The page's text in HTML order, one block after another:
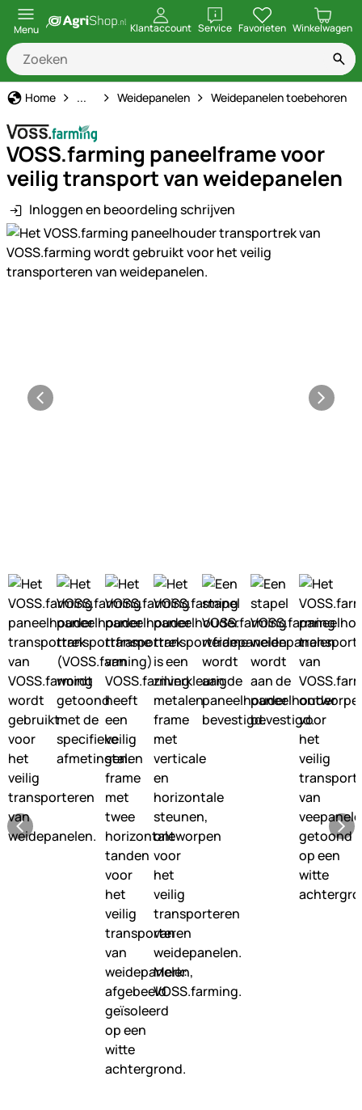
Menu Klantaccount ServiceopenenFavorieten Winkelwagen
Home Schrikdraad
... Weidepanelen Weidepanelen toebehoren
VOSS.farming paneelframe voor
veilig transport van weidepanelen
Inloggen en beoordeling schrijven
Productgalerij